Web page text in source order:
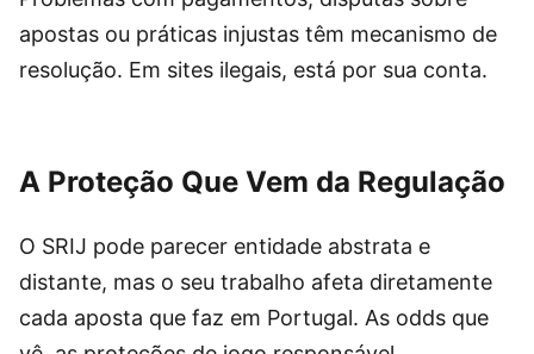
apostas ou práticas injustas têm mecanismo de
resolução. Em sites ilegais, está por sua conta.
A Proteção Que Vem da Regulação
O SRIJ pode parecer entidade abstrata e
distante, mas o seu trabalho afeta diretamente
cada aposta que faz em Portugal. As odds que